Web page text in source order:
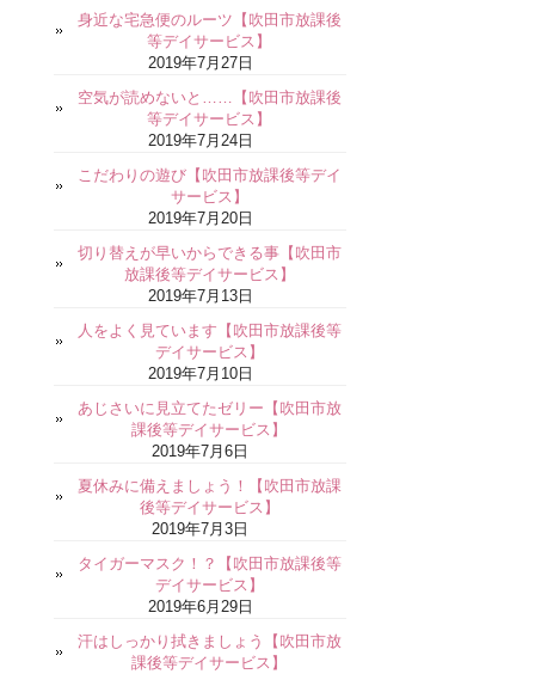
身近な宅急便のルーツ【吹田市放課後
等デイサービス】
2019年7月27日
空気が読めないと……【吹田市放課後
等デイサービス】
2019年7月24日
こだわりの遊び【吹田市放課後等デイ
サービス】
2019年7月20日
切り替えが早いからできる事【吹田市
放課後等デイサービス】
2019年7月13日
人をよく見ています【吹田市放課後等
デイサービス】
2019年7月10日
あじさいに見立てたゼリー【吹田市放
課後等デイサービス】
2019年7月6日
夏休みに備えましょう！【吹田市放課
後等デイサービス】
2019年7月3日
タイガーマスク！？【吹田市放課後等
デイサービス】
2019年6月29日
汗はしっかり拭きましょう【吹田市放
課後等デイサービス】